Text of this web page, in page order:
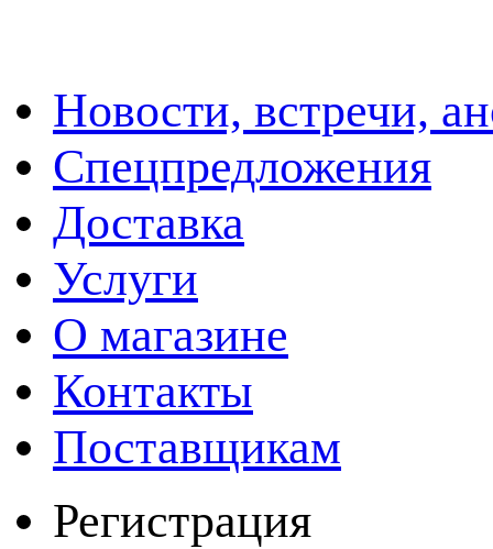
Новости, встречи,
Спецпредложения
Доставка
Услуги
О магазине
Контакты
Поставщикам
Регистрация